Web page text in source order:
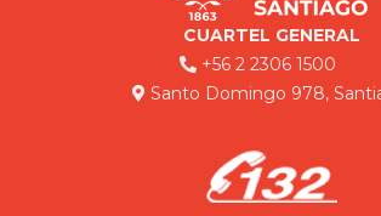
CUARTEL GENERAL
+56 2 2306 1500
Santo Domingo 978,